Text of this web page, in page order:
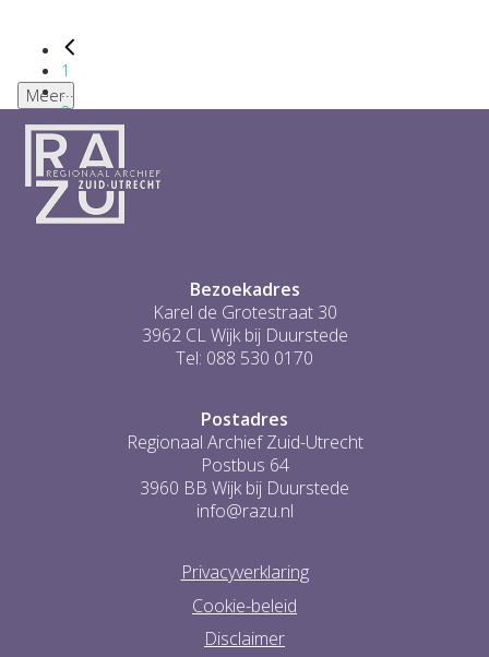
1
...
2
3
4
5
6
...
Meer
Bezoekadres
Karel de Grotestraat 30
3962 CL Wijk bij Duurstede
Tel: 088 530 0170
Postadres
Regionaal Archief Zuid-Utrecht
Postbus 64
3960 BB Wijk bij Duurstede
info@razu.nl
Privacyverklaring
Cookie-beleid
Disclaimer